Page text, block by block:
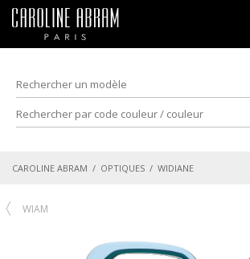
CAROLINE ABRAM / OPTIQUES / WIDIANE
WIAM